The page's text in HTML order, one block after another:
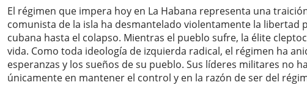
El régimen que impera hoy en La Habana representa una
comunista de la isla ha desmantelado violentamente la
cubana hasta el colapso. Mientras el pueblo sufre, la élite
vida. Como toda ideología de izquierda radical, el régimen ha
esperanzas y los sueños de su pueblo. Sus líderes militares
únicamente en mantener el control y en la razón de ser del